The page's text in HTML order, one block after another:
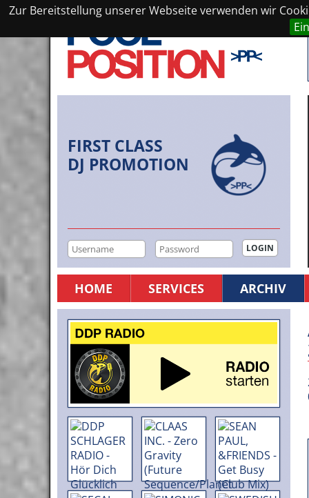
Zur Bereitstellung unserer Webseite verwenden wir
FIRST CLASS
DJ PROMOTION
HOME SERVICES ARCHIV